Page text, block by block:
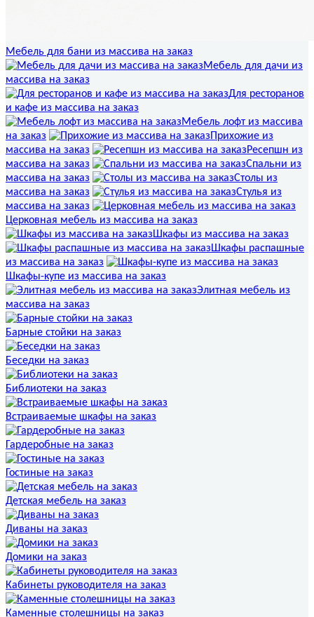
Мебель для бани из массива на заказ
Мебель для дачи из
массива на заказ
Для ресторанов
и кафе из массива на заказ
Мебель лофт из массива
на заказ
Прихожие из
массива на заказ
Ресепшн из
массива на заказ
Спальни из
массива на заказ
Столы из
массива на заказ
Стулья из
массива на заказ
Церковная мебель из массива на заказ
Шкафы из массива на заказ
Шкафы распашные
из массива на заказ
Шкафы-купе из массива на заказ
Элитная мебель из
массива на заказ
Барные стойки на заказ
Беседки на заказ
Библиотеки на заказ
Встраиваемые шкафы на заказ
Гардеробные на заказ
Гостиные на заказ
Детская мебель на заказ
Диваны на заказ
Домики на заказ
Кабинеты руководителя на заказ
Каменные столешницы на заказ